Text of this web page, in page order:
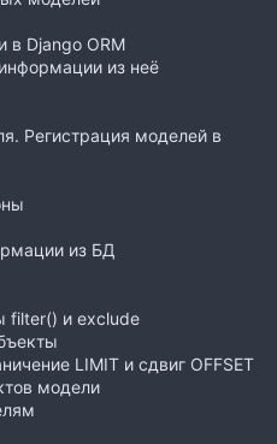
в Django ORM
из неё
Регистрация моделей в
из БД
filter() и exclude
LIMIT и сдвиг OFFSET
модели